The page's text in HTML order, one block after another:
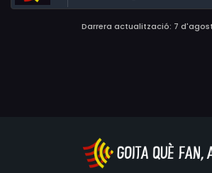
Darrera actualització: 7 d'agost